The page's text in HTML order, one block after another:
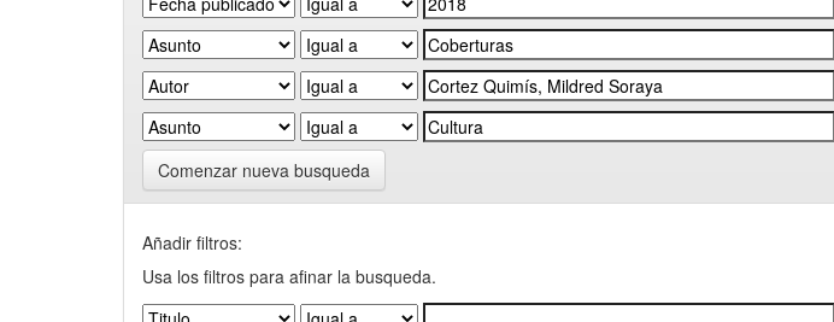
Comenzar nueva busqueda
Añadir filtros:
Usa los filtros para afinar la busqueda.